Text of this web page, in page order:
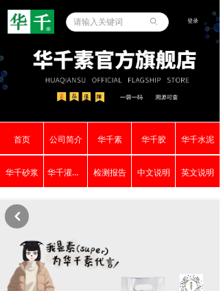
登录
ꄙ
首页 公司简介 华千素 华千胶 华千水泥
华千砂浆 华千灌浆料 检测报告 中文说明 英文说明
낒